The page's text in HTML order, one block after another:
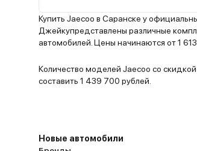
для подростков, но
выделили место в
хватило на корзину и сумки с
мультики без наушников, а
перекрикивая ветер. Но без косяков не обошлось.
радио на полную громкость,
так часто, что я уже
Купить Jaecoo в Саранске у
Джейкупредставлены различные
автомобилей. Цены начинаются от 1
Количество моделей Jaecoo со
составить 1 439 700 рублей.
Новые автомобили